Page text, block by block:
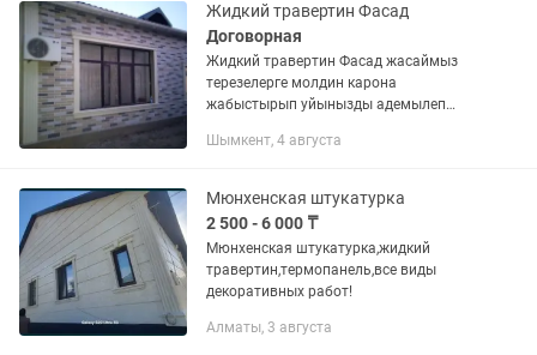
Жидкий травертин Фасад
Договорная
Жидкий травертин Фасад жасаймыз
терезелерге молдин карона
жабыстырып уйынызды адемылеп
жауап береміз
Шымкент, 4 августа
Мюнхенская штукатурка
2 500 - 6 000 ₸
Мюнхенская штукатурка,жидкий
травертин,термопанель,все виды
декоративных работ!
Алматы, 3 августа